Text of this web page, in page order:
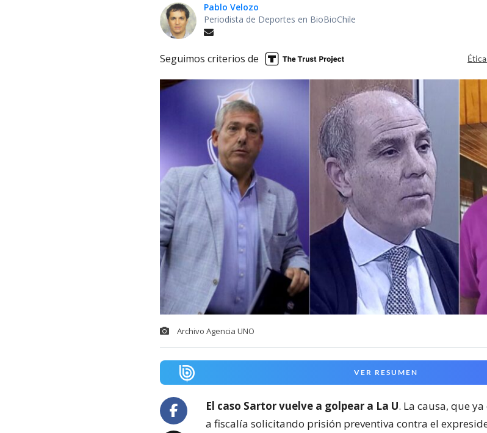
Pablo Velozo
Periodista de Deportes en BioBioChile
Seguimos criterios de
Archivo Agencia UNO
VER RESUMEN
El caso Sartor vuelve a golpear a La U. La causa, que
a fiscalía solicitando prisión preventiva contra el